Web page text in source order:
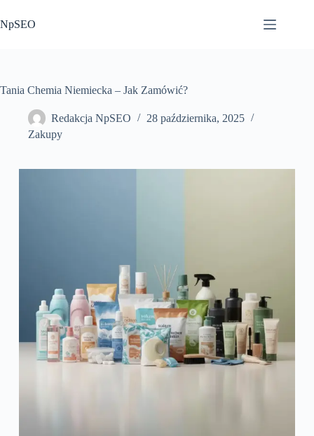
do
treści
NpSEO
Tania Chemia Niemiecka – Jak Zamówić?
Redakcja NpSEO
28 października, 2025
Zakupy